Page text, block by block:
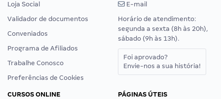
Loja Social
Validador de documentos
Conveniados
Programa de Afiliados
Trabalhe Conosco
Preferências de Cookies
E-mail
Horário de atendimento:
segunda a sexta (8h às 20h),
sábado (9h às 13h).
Foi aprovado?
Envie-nos a sua história!
CURSOS ONLINE
PÁGINAS ÚTEIS